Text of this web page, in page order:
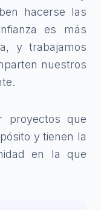
hacerse las
es más
y trabajamos
nuestros
proyectos que
y tienen la
en la que